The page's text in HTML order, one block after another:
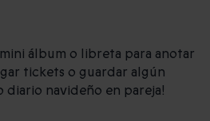
álbum o libreta para anotar
tickets o guardar algún
diario navideño en pareja!